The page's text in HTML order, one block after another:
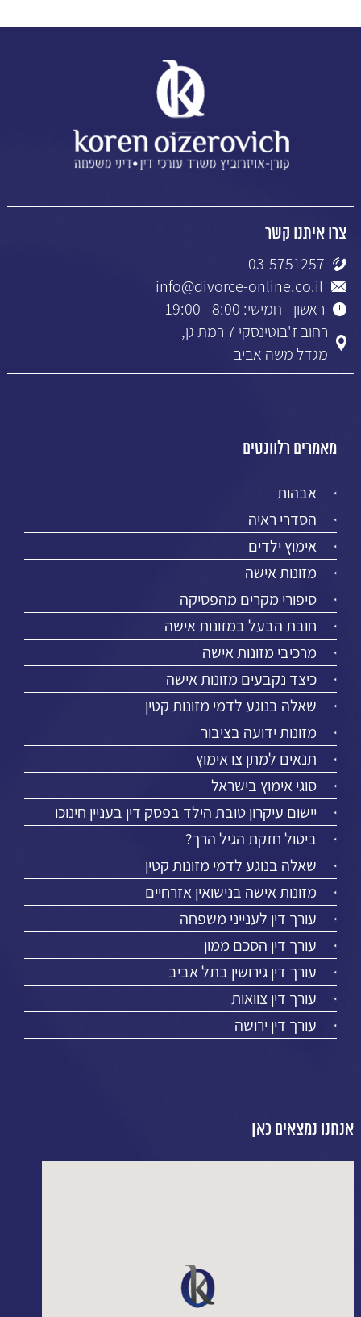
צרו איתנו קשר
03-5751257
info@divorce-online.co.il
ראשון - חמישי: 8:00 - 19:00
רחוב ז'בוטינסקי 7 רמת גן,
מגדל משה אביב
מאמרים רלוונטים
אבהות
הסדרי ראיה
אימוץ ילדים
מזונות אישה
סיפורי מקרים מהפסיקה
חובת הבעל במזונות אישה
מרכיבי מזונות אישה
כיצד נקבעים מזונות אישה
שאלה בנוגע לדמי מזונות קטין
מזונות ידועה בציבור
תנאים למתן צו אימוץ
סוגי אימוץ בישראל
יישום עיקרון טובת הילד בפסק דין בעניין חינוכו
ביטול חזקת הגיל הרך?
שאלה בנוגע לדמי מזונות קטין
מזונות אישה בנישואין אזרחיים
עורך דין לענייני משפחה
עורך דין הסכם ממון
עורך דין גירושין בתל אביב
עורך דין צוואות
עורך דין ירושה
אנחנו נמצאים כאן